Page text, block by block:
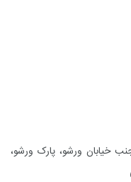
خیابان ورشو، پارک ورشو،